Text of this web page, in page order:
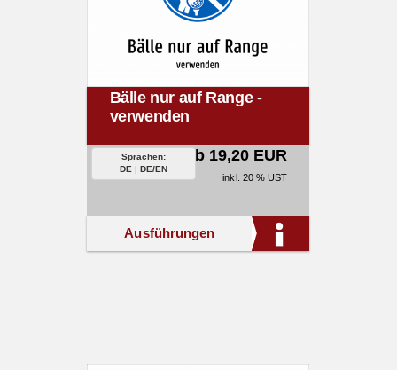
Bälle nur auf Range -
verwenden
Sprachen:
DE | DE/EN
ab 19,20 EUR
inkl. 20 % UST
Ausführungen